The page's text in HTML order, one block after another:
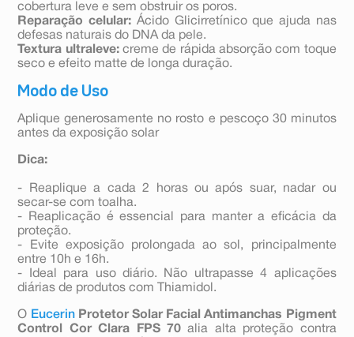
cobertura leve e sem obstruir os poros.
Reparação celular: Ácido Glicirretínico que ajuda nas
defesas naturais do DNA da pele.
Textura ultraleve:creme de rápida absorção com toque
seco e efeito matte de longa duração.
Modo de Uso
Aplique generosamente no rosto e pescoço 30 minutos
antes da exposição solar
Dica:
- Reaplique a cada 2 horas ou após suar, nadar ou
secar-se com toalha.
- Reaplicação é essencial para manter a eficácia da
proteção.
- Evite exposição prolongada ao sol, principalmente
entre 10h e 16h.
- Ideal para uso diário. Não ultrapasse 4 aplicações
diárias de produtos com Thiamidol.
O Eucerin Protetor Solar Facial Antimanchas Pigment
Control Cor Clara FPS 70 alia alta proteção contra